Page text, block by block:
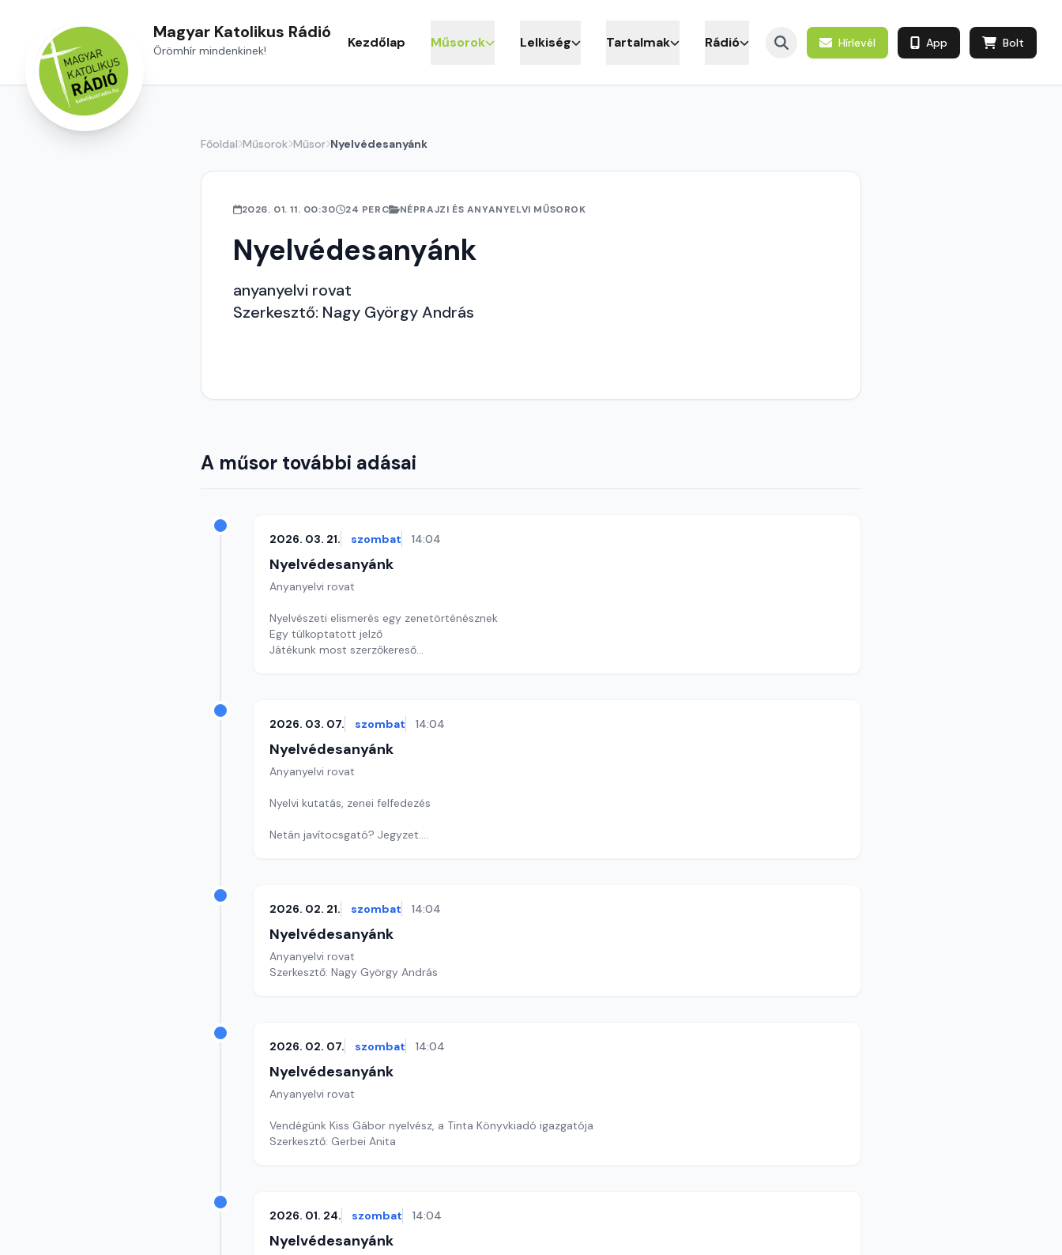
Magyar Katolikus Rádió
Örömhír mindenkinek! Kezdőlap Műsorok Lelkiség Tartalmak Rádió Hírlevél App Bolt
Főoldal Műsorok Műsor Nyelvédesanyánk
2026. 01. 11. 00:30 24 PERC NÉPRAJZI ÉS ANYANYELVI MŰSOROK
Nyelvédesanyánk
anyanyelvi rovat
Szerkesztő: Nagy György András
A műsor további adásai
2026. 03. 21. szombat 14:04
Nyelvédesanyánk
Anyanyelvi rovat
Nyelvészeti elismerés egy zenetörténésznek
Egy túlkoptatott jelző
Játékunk most szerzőkereső
2026. 03. 07. szombat 14:04
Nyelvédesanyánk
Anyanyelvi rovat
Nyelvi kutatás, zenei felfedezés
Netán javítocsgató? Jegyzet.
Szerkesztő: Nagy György András
2026. 02. 21. szombat 14:04
Nyelvédesanyánk
Anyanyelvi rovat
Szerkesztő: Nagy György András
2026. 02. 07. szombat 14:04
Nyelvédesanyánk
Anyanyelvi rovat
Vendégünk Kiss Gábor nyelvész, a Tinta Könyvkiadó igazgatója
Szerkesztő: Gerbei Anita
2026. 01. 24. szombat 14:04
Nyelvédesanyánk